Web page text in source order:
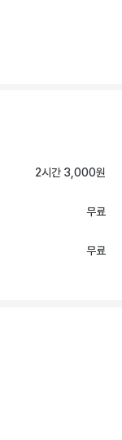
2시간 3,000원
무료
무료